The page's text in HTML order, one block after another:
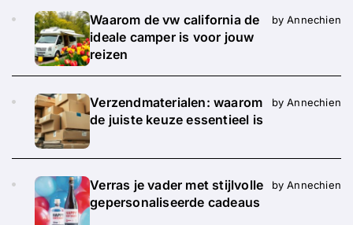
Waarom de vw california de
ideale camper is voor jouw
reizen
by Annechien
Verzendmaterialen: waarom
de juiste keuze essentieel is
by Annechien
Verras je vader met stijlvolle
gepersonaliseerde cadeaus
by Annechien